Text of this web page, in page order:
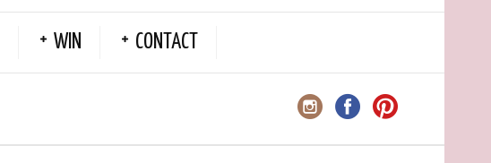
WIN CONTACT